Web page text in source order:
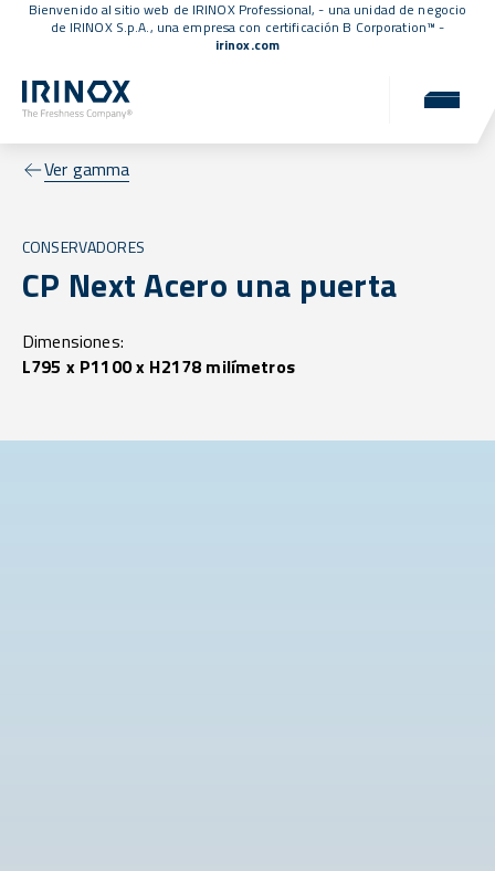
Bienvenido al sitio web de IRINOX Professional, - una unidad de negocio
de IRINOX S.p.A., una empresa con certificación B Corporation™ -
irinox.com
Ver gamma
CONSERVADORES
CP Next Acero una puerta
Dimensiones:
L795 x P1100 x H2178 milímetros